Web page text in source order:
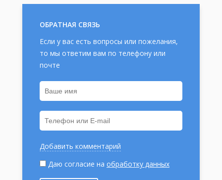
ОБРАТНАЯ СВЯЗЬ
Если у вас есть вопросы или пожелания,
то мы ответим вам по телефону или
почте
Добавить комментарий
Даю согласие на обработку данных